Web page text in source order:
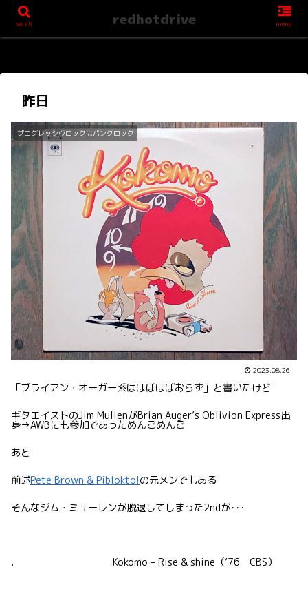
昨日
プログレッシヴロックはパンクロック
2023.08.26
「ブライアン・オーガー系はほぼほぼおらず」と書いたけど
ギタエイストのJim MullenがBrian Auger’s Oblivion Express出
身→AWBにも参加であっためんごめんご
あと
前述Pete Brown & Piblokto!の元メンでもある
そんなジム・ミューレンが脱退してしまった2ndが･･･
. Kokomo – Rise & shine（’76 CBS）
serch redhotdrive menu